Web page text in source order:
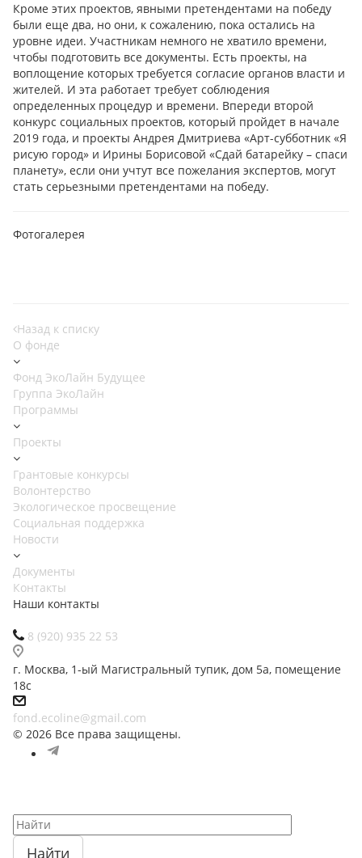
Кроме этих проектов, явными претендентами на победу
были еще два, но они, к сожалению, пока остались на
уровне идеи. Участникам немного не хватило времени,
чтобы подготовить все документы. Есть проекты, на
воплощение которых требуется согласие органов власти и
жителей. И эта работает требует соблюдения
определенных процедур и времени. Впереди второй
конкурс социальных проектов, который пройдет в начале
2019 года, и проекты Андрея Дмитриева «Арт-субботник «Я
рисую город» и Ирины Борисовой «Сдай батарейку – спаси
планету», если они учтут все пожелания экспертов, могут
стать серьезными претендентами на победу.
Фотогалерея
Назад к списку
О фонде
Фонд ЭкоЛайн Будущее
Группа ЭкоЛайн
Программы
Проекты
Грантовые конкурсы
Волонтерство
Экологическое просвещение
Социальная поддержка
Новости
Документы
Контакты
Наши контакты
8 (920) 935 22 53
г. Москва, 1-ый Магистральный тупик, дом 5а, помещение
18с
fond.ecoline@gmail.com
© 2026 Все права защищены.
Найти